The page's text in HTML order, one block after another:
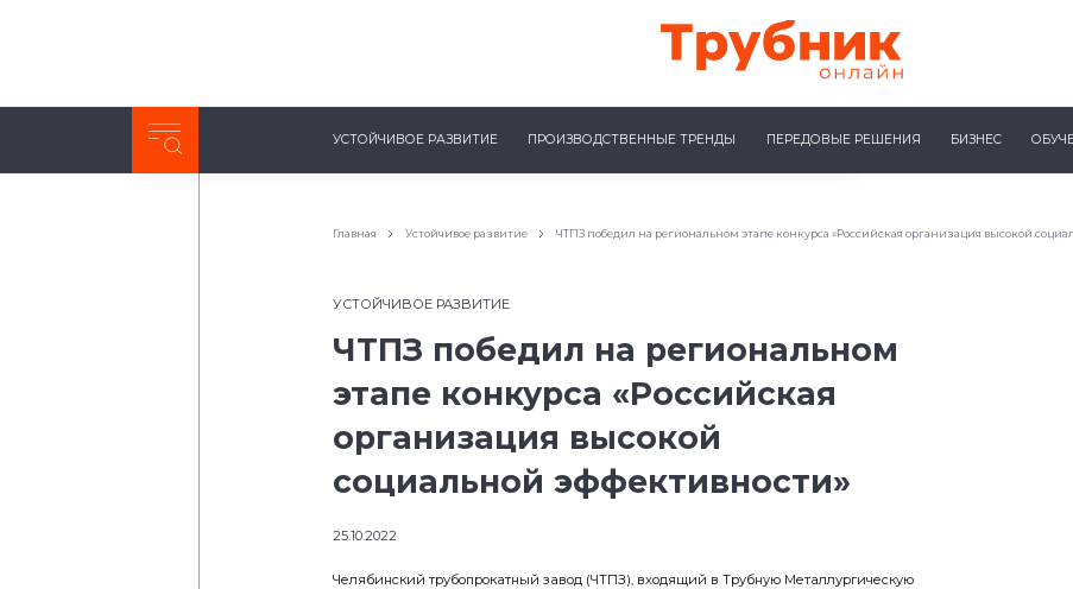
Неделя с ТМК. Выпуск №27 (225)
УСТОЙЧИВОЕ РАЗВИТИЕ ПРОИЗВОДСТВЕННЫЕ ТРЕНДЫ ПЕРЕДОВЫЕ РЕШЕНИЯ БИЗНЕС
Главная Устойчивое развитие ЧТПЗ победил на региональном этапе конкурса «Российская организация высокой
УСТОЙЧИВОЕ РАЗВИТИЕ
ЧТПЗ победил на региональном
этапе конкурса «Российская
организация высокой
социальной эффективности»
25.10.2022
Челябинский трубопрокатный завод (ЧТПЗ), входящий в Трубную Металлургическую